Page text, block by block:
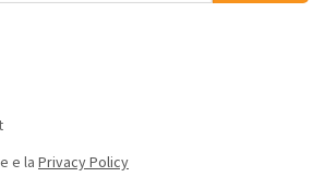
e la Privacy Policy